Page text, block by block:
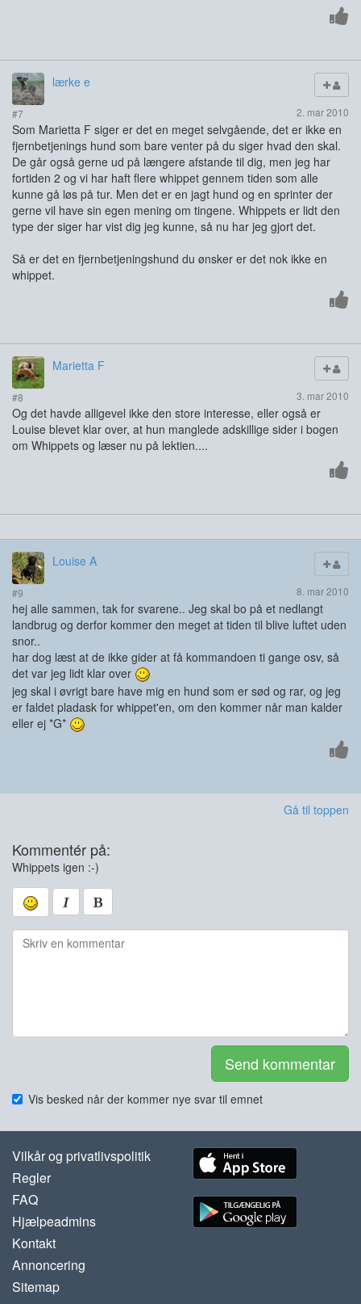
lærke e
#7 2. mar 2010
Som Marietta F siger er det en meget selvgående, det er ikke en
fjernbetjenings hund som bare venter på du siger hvad den skal.
De går også gerne ud på længere afstande til dig, men jeg har
fortiden 2 og vi har haft flere whippet gennem tiden som alle
kunne gå løs på tur. Men det er en jagt hund og en sprinter der
gerne vil have sin egen mening om tingene. Whippets er lidt den
type der siger har vist dig jeg kunne, så nu har jeg gjort det.
Så er det en fjernbetjeningshund du ønsker er det nok ikke en
whippet.
Marietta F
#8 3. mar 2010
Og det havde alligevel ikke den store interesse, eller også er
Louise blevet klar over, at hun manglede adskillige sider i bogen
om Whippets og læser nu på lektien....
Louise A
#9 8. mar 2010
hej alle sammen, tak for svarene.. Jeg skal bo på et nedlangt
landbrug og derfor kommer den meget at tiden til blive luftet uden
snor..
har dog læst at de ikke gider at få kommandoen ti gange osv, så
det var jeg lidt klar over
jeg skal i øvrigt bare have mig en hund som er sød og rar, og jeg
er faldet pladask for whippet'en, om den kommer når man kalder
eller ej *G*
Gå til toppen
Kommentér på:
Whippets igen :-)
Send kommentar
Vis besked når der kommer nye svar til emnet
Vilkår og privatlivspolitik
Regler
FAQ
Hjælpeadmins
Kontakt
Annoncering
Sitemap